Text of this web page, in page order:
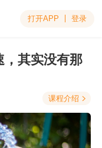
打开APP 登录
其实没有那
课程介绍 